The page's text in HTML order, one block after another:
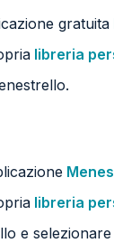
gratuita
libreria
libreria
e